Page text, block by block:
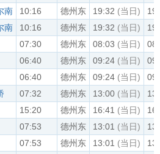
南 10:16 德州东 19:32 (当日)
南 10:16 德州东 19:32 (当日)
07:30 德州东 08:03 (当日)
06:40 德州东 09:24 (当日)
06:40 德州东 09:24 (当日)
07:32 德州东 13:00 (当日)
15:20 德州东 16:41 (当日)
07:53 德州东 13:01 (当日)
07:53 德州东 13:01 (当日)